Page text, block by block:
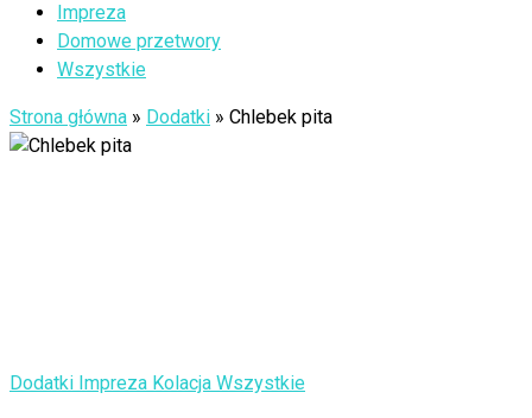
Impreza
Domowe przetwory
Wszystkie
Strona główna » Dodatki » Chlebek pita
Dodatki Impreza Kolacja Wszystkie